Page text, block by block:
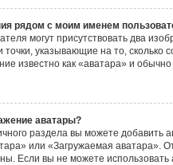
рядом с моим именем
могут присутствовать два
точки, указывающие на то,
известно как «аватара» и
аватары?
раздела вы можете добавить
или «Загружаемая аватара».
Если вы не можете